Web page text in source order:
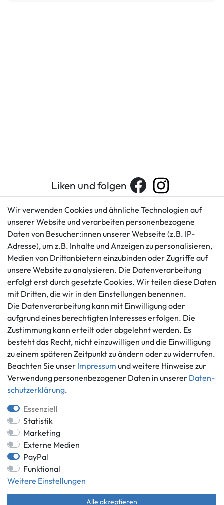
Liken und folgen
Kundenservice
+49 421 596586
Mo. - Fr. 9 - 16 Uhr
info@gameworld.de
Kontaktformular
Rechtliches
AGB
Impressum
Datenschutzerklärung
Barrierefreiheitserklärung
Widerrufs­recht
Vertrag widerrufen
Informationen
Ankauf
Über uns
Häufig gestellte Fragen
Zahlung und Versand
Batterieentsorgung
Zahlungsmöglichkeiten
*Alle Preise inkl. gesetzlicher MwSt.,
** gilt für Lieferungen innerhalb Deutschlands, Lieferzeiten für andere
Länder entnehmen Sie bitte der Schaltfläche mit den
Versandinformationen.
Wir verwenden Cookies und ähnliche Technologien auf
unserer Website und verarbeiten personenbezogene
Daten von Besucher:innen unserer Webseite (z.B. IP-
Adresse), um z.B. Inhalte und Anzeigen zu personalisieren,
Medien von Drittanbietern einzubinden oder Zugriffe auf
unsere Website zu analysieren. Die Datenverarbeitung
erfolgt erst durch gesetzte Cookies. Wir teilen diese Daten
mit Dritten, die wir in den Einstellungen benennen.
Die Datenverarbeitung kann mit Einwilligung oder
aufgrund eines berechtigten Interesses erfolgen. Die
Zustimmung kann erteilt oder abgelehnt werden. Es
besteht das Recht, nicht einzuwilligen und die Einwilligung
zu einem späteren Zeitpunkt zu ändern oder zu widerrufen.
Beachten Sie unser Impressum und weitere Hinweise zur
Verwendung personenbezogener Daten in unserer Daten­
schutz­erklärung.
Essenziell
Statistik
Marketing
Externe Medien
PayPal
Funktional
Weitere Einstellungen
Alle akzeptieren